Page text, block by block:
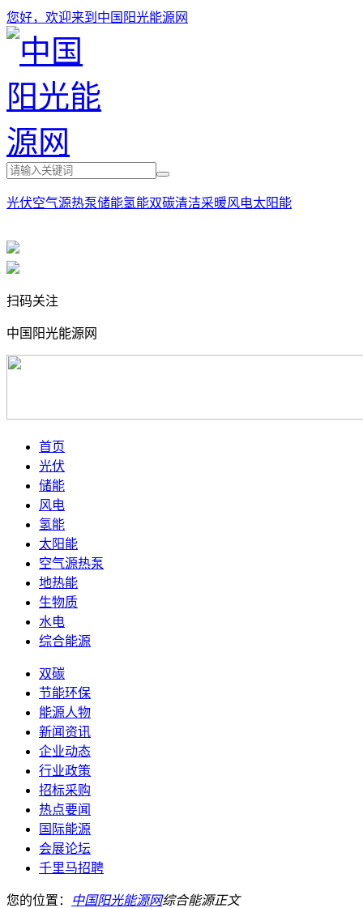
您好，欢迎来到中国阳光能源网
光伏空气源热泵储能氢能双碳清洁采暖风电太阳能
扫码关注
中国阳光能源网
首页
光伏
储能
风电
氢能
太阳能
空气源热泵
地热能
生物质
水电
综合能源
双碳
节能环保
能源人物
新闻资讯
企业动态
行业政策
招标采购
热点要闻
国际能源
会展论坛
千里马招聘
您的位置： 中国阳光能源网综合能源正文